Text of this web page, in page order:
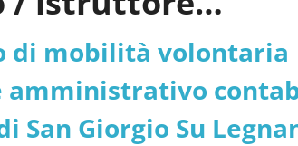
Tributi -
di mobilità volontaria
San Giorgio Su